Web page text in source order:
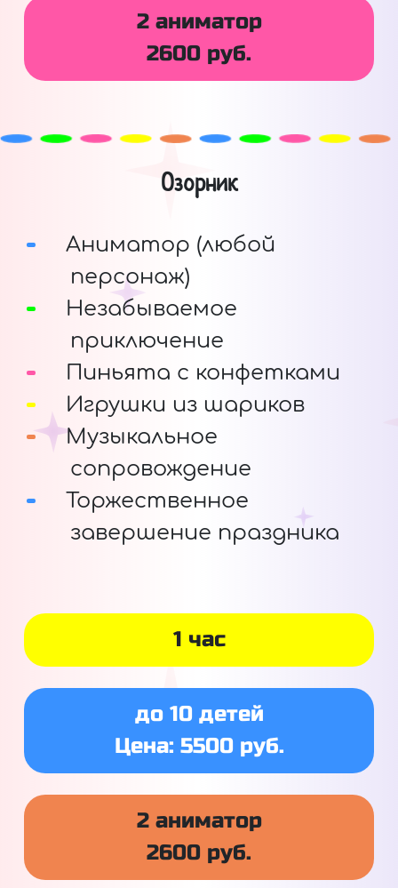
2 аниматор
2600 руб.
Озорник
Аниматор (любой
персонаж)
Незабываемое
приключение
Пиньята с конфетками
Игрушки из шариков
Музыкальное
сопровождение
Торжественное
завершение праздника
1 час
до 10 детей
Цена: 5500 руб.
2 аниматор
2600 руб.